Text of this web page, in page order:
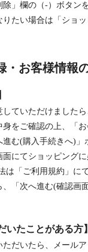
」欄の（-）ボタン
たい場合は「ショ
・お客様情報
ていただけました
をご確認の上、「
進む(購入手続きへ)」
にてショッピング
は「ご利用規約」に
「次へ進む(確認画
いたことがある方】
だいたら、メール